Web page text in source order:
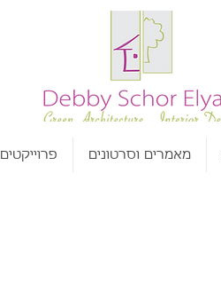
מאמרים וסרטונים פרוייקטים